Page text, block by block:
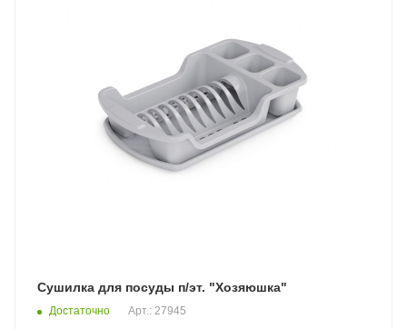
Сушилка для посуды п/эт. "Хозяюшка"
Достаточно Арт.: 27945